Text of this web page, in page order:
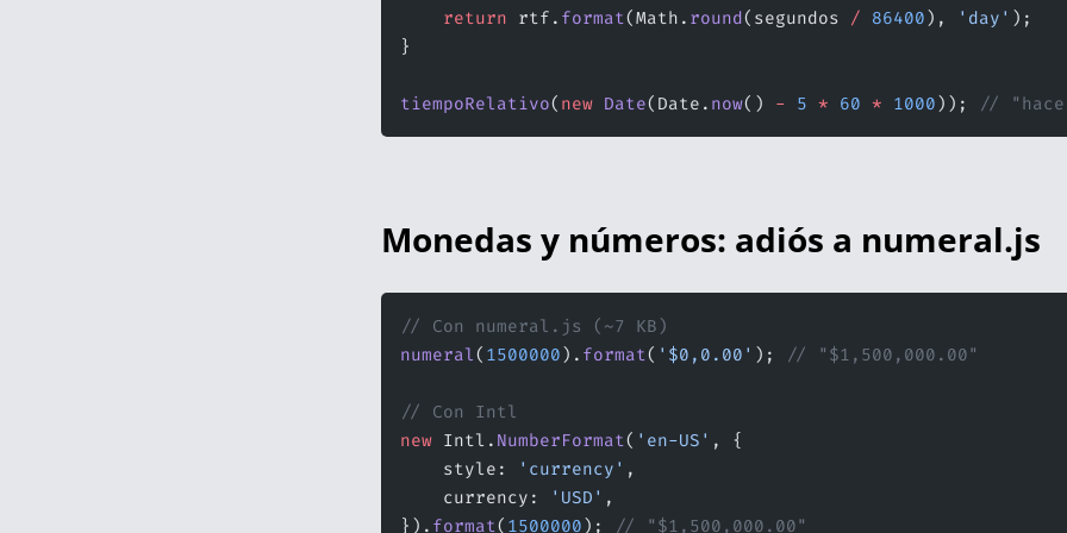
    return
rtf. format(Math. round(segundos / 86400), 'day' );
}
tiempoRelativo( new Date(Date. now() - 5 * 60 * 1000)); // "hace
Monedas y números: adiós a numeral.js
// Con numeral.js (~7 KB)
numeral( 1500000). format( '$0,0.00' ); // "$1,500,000.00"
// Con Intl
new Intl. NumberFormat( 'en-US' , {
    style:
'currency' ,
    currency:
'USD' ,
}). format( 1500000); // "$1,500,000.00"